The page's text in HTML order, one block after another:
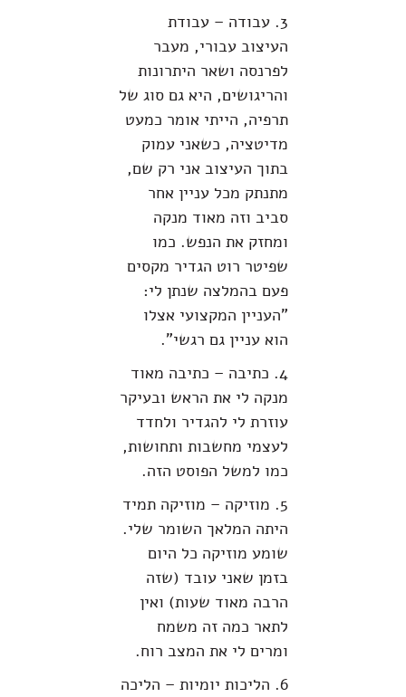
3. עבודה – עבודת
העיצוב עבורי, מעבר
לפרנסה ושאר היתרונות
והריגושים, היא גם סוג של
תרפיה, הייתי אומר כמעט
מדיטציה, כשאני עמוק
בתוך העיצוב אני רק שם,
מתנתק מכל עניין אחר
סביב וזה מאוד מנקה
ומחזק את הנפש. כמו
שפיטר רוט הגדיר מקסים
פעם בהמלצה שנתן לי:
"העניין המקצועי אצלו
הוא עניין גם רגשי".
4. כתיבה – כתיבה מאוד
מנקה לי את הראש ובעיקר
עוזרת לי להגדיר ולחדד
לעצמי מחשבות ותחושות,
כמו למשל הפוסט הזה.
5. מוזיקה – מוזיקה תמיד
היתה המלאך השומר שלי.
שומע מוזיקה כל היום
בזמן שאני עובד (שזה
הרבה מאוד שעות) ואין
לתאר כמה זה משמח
ומרים לי את המצב רוח.
6. הליכות יומיות – הליכה